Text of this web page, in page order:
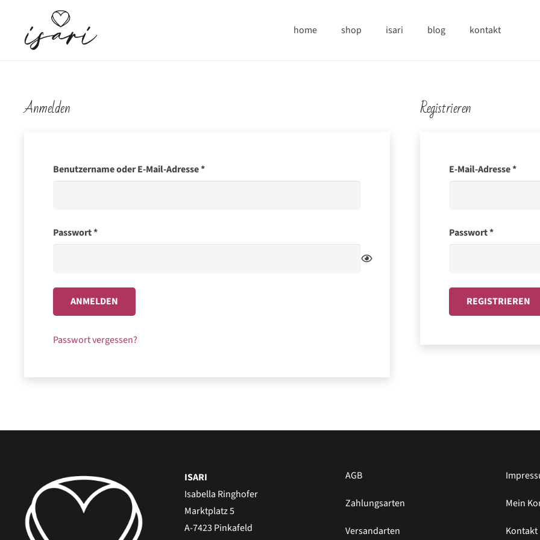
home shop isari blog kontakt
Anmelden
Benutzername oder E-Mail-Adresse*Erforderlich
Passwort*Erforderlich
ANMELDEN
Passwort vergessen?
Registrieren
E-Mail-Adresse*
Passwort*Erforderlich
REGISTRIEREN
ISARI
Isabella Ringhofer
Marktplatz 5
A-7423 Pinkafeld
AGB
Zahlungsarten
Versandarten
Mein
Kontakt